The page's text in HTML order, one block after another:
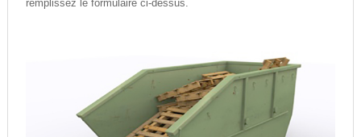
remplissez le formulaire ci-dessus.